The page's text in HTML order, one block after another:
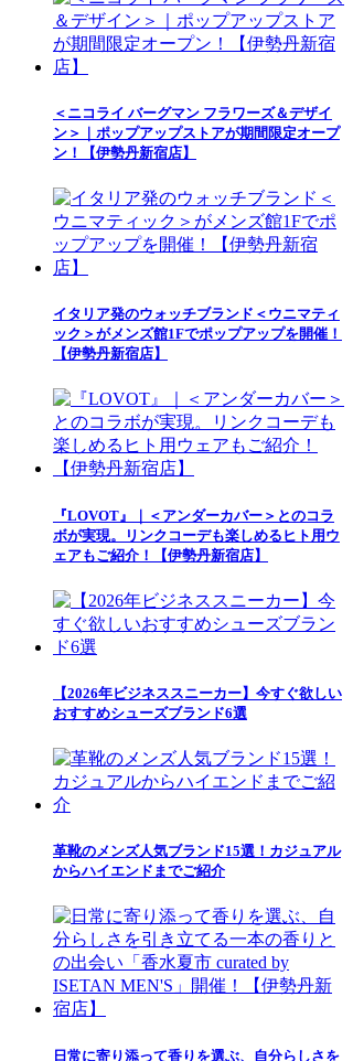
＜ニコライ バーグマン フラワーズ＆デザイ
ン＞｜ポップアップストアが期間限定オープ
ン！【伊勢丹新宿店】
イタリア発のウォッチブランド＜ウニマティ
ック＞がメンズ館1Fでポップアップを開催！
【伊勢丹新宿店】
『LOVOT』｜＜アンダーカバー＞とのコラ
ボが実現。リンクコーデも楽しめるヒト用ウ
ェアもご紹介！【伊勢丹新宿店】
【2026年ビジネススニーカー】今すぐ欲しい
おすすめシューズブランド6選
革靴のメンズ人気ブランド15選！カジュアル
からハイエンドまでご紹介
日常に寄り添って香りを選ぶ、自分らしさを